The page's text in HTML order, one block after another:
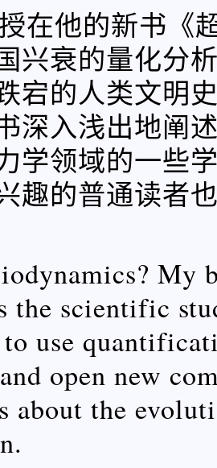
在他的新书《
兴衰的量化分
宕的人类文明
深入浅出地阐
学领域的一些
趣的普通读者
My
the scientific
to use
open new
about the